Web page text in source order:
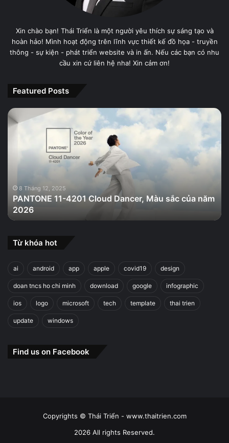
Xin chào bạn! Thái Triển là một người yêu thích sự sáng tạo và
hoàn hảo! Mình hoạt động trên lĩnh vực thiết kế đồ họa - truyền
thông - sự kiện - phát triển website và in ấn. Nếu các bạn có nhu
cầu xin cứ liên hệ nha! Xin cảm ơn!
Featured Posts
PANTONE
11-
Màu
của
năm
2026
8 Tháng 12, 2025
PANTONE 11-4201 Cloud Dancer, Màu sắc của năm
2026
Từ khóa hot
ai android app apple covid19 design
doan tncs ho chi minh download google infographic
ios logo microsoft tech template thai trien
update windows
Find us on Facebook
Copyrights © Thái Triển - www.thaitrien.com
2026 All rights Reserved.